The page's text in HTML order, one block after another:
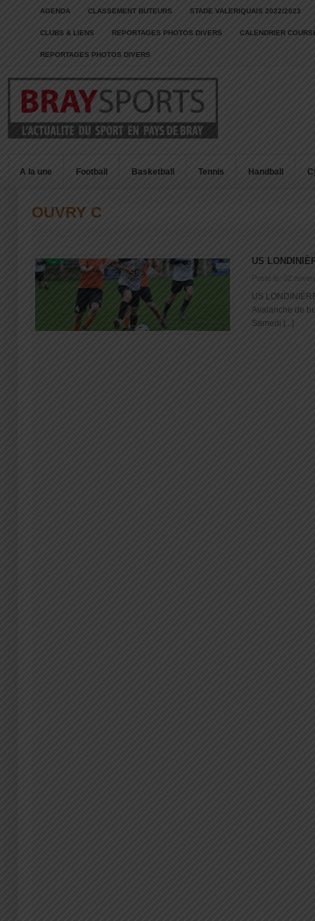
AGENDA CLASSEMENT BUTEURS STADE VALERIQUAIS 2022/2023
CLUBS & LIENS REPORTAGES PHOTOS DIVERS CALENDRIER
REPORTAGES PHOTOS DIVERS
A la une Football Basketball Tennis Handball
OUVRY C
US
Posté le: 02
US
Avalanche de
Samedi [...]